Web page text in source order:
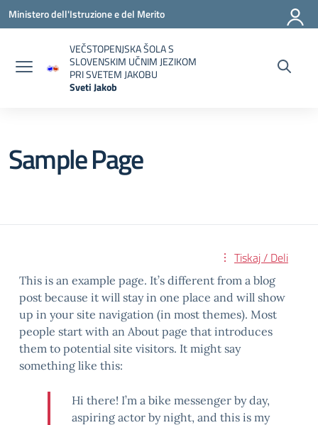
Vai ai contenuti
Vai al menu di navigazione
Vai al footer
Ministero dell'Istruzione e del Merito
VEČSTOPENJSKA ŠOLA S
SLOVENSKIM UČNIM JEZIKOM
PRI SVETEM JAKOBU
Sveti Jakob
Sample Page
Tiskaj / Deli
This is an example page. It’s different from a blog
post because it will stay in one place and will show
up in your site navigation (in most themes). Most
people start with an About page that introduces
them to potential site visitors. It might say
something like this:
Hi there! I’m a bike messenger by day,
aspiring actor by night, and this is my